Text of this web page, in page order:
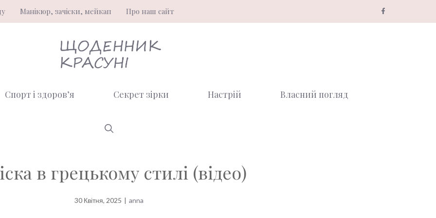
Манікюр, зачіски, мейкап Про наш сайт
Спорт і здоров’я Секрет зірки Настрій Власний погляд
в грецькому стилі (відео)
30 Квітня, 2025 | anna